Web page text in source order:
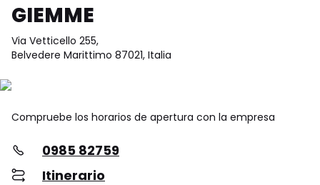
GIEMME
Via Vetticello 255,
Belvedere Marittimo 87021, Italia
Compruebe los horarios de apertura con la empresa
0985 82759
Itinerario